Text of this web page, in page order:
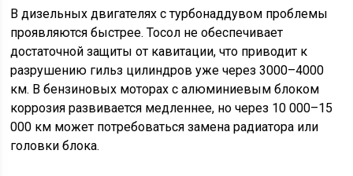
В дизельных двигателях с турбонаддувом проблемы
проявляются быстрее. Тосол не обеспечивает
достаточной защиты от кавитации, что приводит к
разрушению гильз цилиндров уже через 3000–4000
км. В бензиновых моторах с алюминиевым блоком
коррозия развивается медленнее, но через 10 000–15
000 км может потребоваться замена радиатора или
головки блока.